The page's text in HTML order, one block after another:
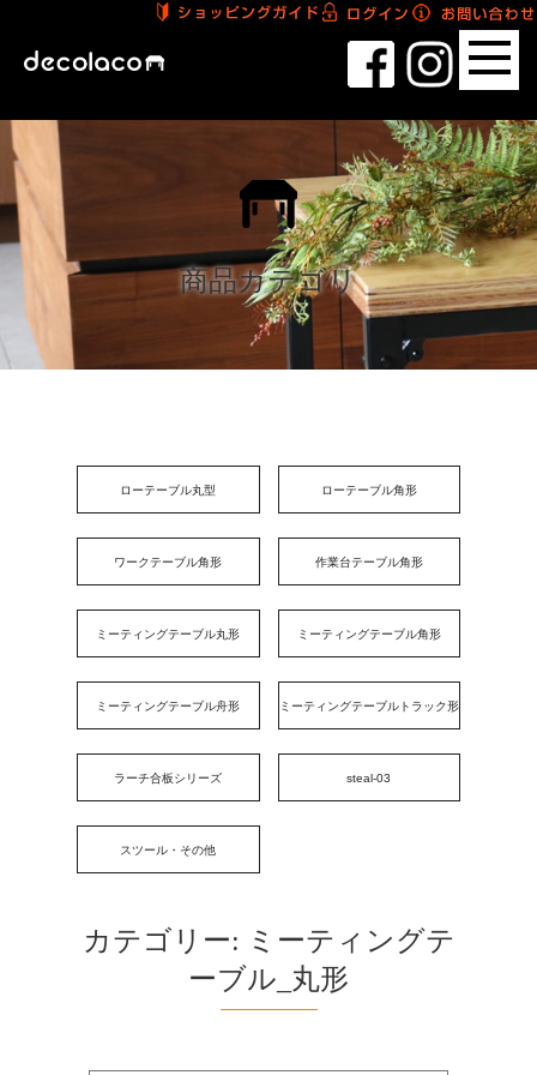
商品カテゴリ
ローテーブル丸型 ローテーブル角形
ワークテーブル角形 作業台テーブル角形
ミーティングテーブル丸形 ミーティングテーブル角形
ミーティングテーブル舟形 ミーティングテーブルトラック形
ラーチ合板シリーズ steal-03
スツール・その他
カテゴリー: ミーティングテ
ーブル_丸形